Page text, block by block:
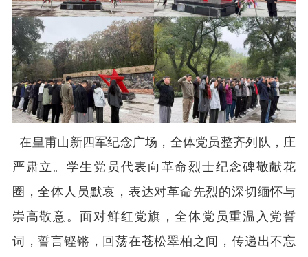
在皇甫山新四军纪念广场，全体党员整齐列队，庄
严肃立。学生党员代表向革命烈士纪念碑敬献花
圈，全体人员默哀，表达对革命先烈的深切缅怀与
崇高敬意。面对鲜红党旗，全体党员重温入党誓
词，誓言铿锵，回荡在苍松翠柏之间，传递出不忘